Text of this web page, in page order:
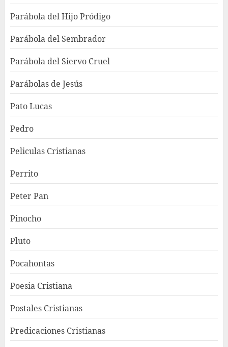
Parábola del Hijo Pródigo
Parábola del Sembrador
Parábola del Siervo Cruel
Parábolas de Jesús
Pato Lucas
Pedro
Peliculas Cristianas
Perrito
Peter Pan
Pinocho
Pluto
Pocahontas
Poesia Cristiana
Postales Cristianas
Predicaciones Cristianas